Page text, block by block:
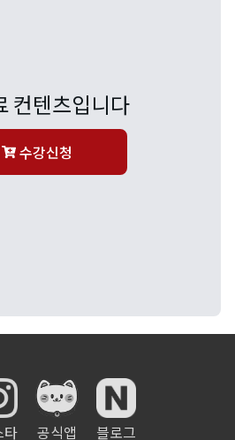
컨텐츠입니다
수강신청
타 공식앱 블로그